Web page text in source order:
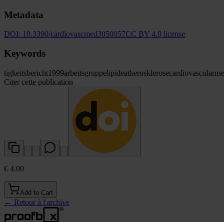
Metadata
DOI: 10.3390/cardiovascmed3050057CC BY 4.0 license
Keywords
tigkeitsbericht1999arbeitsgruppelipideatherosklerosecardiovascular
Citer cette publication
€ 4.00
Add to Cart
← Retour à l'archive